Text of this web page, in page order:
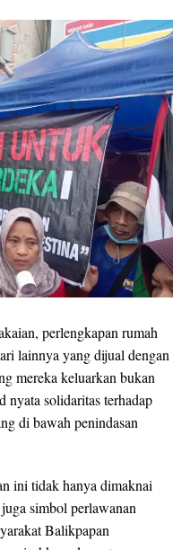
perlengkapan rumah
lainnya yang dijual dengan
mereka keluarkan bukan
nyata solidaritas terhadap
di bawah penindasan
ini tidak hanya dimaknai
simbol perlawanan
Balikpapan